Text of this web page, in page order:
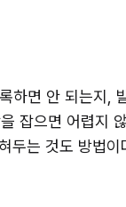
면 안 되는지,
잡으면 어렵지
두는 것도 방법이